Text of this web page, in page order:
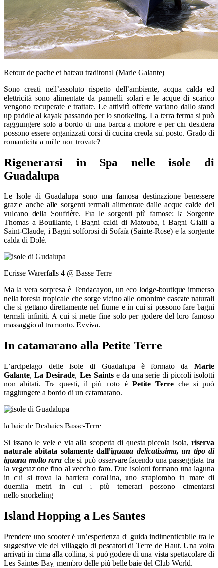
Retour de pache et bateau traditonal (Marie Galante)
Sono creati nell’assoluto rispetto dell’ambiente, acqua calda ed
elettricità sono alimentate da pannelli solari e le acque di scarico
vengono recuperate e trattate. Le attività offerte variano dallo stand
up paddle al kayak passando per lo snorkeling. La terra ferma si può
raggiungere solo a bordo di una barca a motore e per chi desidera
possono essere organizzati corsi di cucina creola sul posto. Grado di
romanticità a mille non trovate?
Rigenerarsi in Spa nelle isole di
Guadalupa
Le Isole di Guadalupa sono una famosa destinazione benessere
grazie anche alle sorgenti termali alimentate dalle acque calde del
vulcano della Soufrière. Fra le sorgenti più famose: la Sorgente
Thomas a Bouillante, i Bagni caldi di Matouba, i Bagni Gialli a
Saint-Claude, i Bagni solforosi di Sofaïa (Sainte-Rose) e la sorgente
calda di Dolé.
Ecrisse Warerfalls 4 @ Basse Terre
Ma la vera sorpresa è Tendacayou, un eco lodge-boutique immerso
nella foresta tropicale che sorge vicino alle omonime cascate naturali
che si gettano direttamente nel fiume e in cui si possono fare bagni
termali infiniti. A cui si mette fine solo per godere del loro famoso
massaggio al tramonto. Evviva.
In catamarano alla Petite Terre
L’arcipelago delle isole di Guadalupa è formato da Marie
Galante,La Desirade, Les Saints e da una serie di piccoli isolotti
non abitati. Tra questi, il più noto è Petite Terre che si può
raggiungere a bordo di un catamarano.
la baie de Deshaies Basse-Terre
Si issano le vele e via alla scoperta di questa piccola isola, riserva
naturale abitata solamente dall’iguana delicatissima, un tipo di
iguana molto rara che si può osservare facendo una passeggiata tra
la vegetazione fino al vecchio faro. Due isolotti formano una laguna
in cui si trova la barriera corallina, uno strapiombo in mare di
duemila metri in cui i più temerari possono cimentarsi
nello snorkeling.
Island Hopping a Les Santes
Prendere uno scooter è un’esperienza di guida indimenticabile tra le
suggestive vie del villaggio di pescatori di Terre de Haut. Una volta
arrivati in cima alla collina, si può godere di una vista spettacolare di
Les Saintes Bay, membro delle più belle baie del Club World.